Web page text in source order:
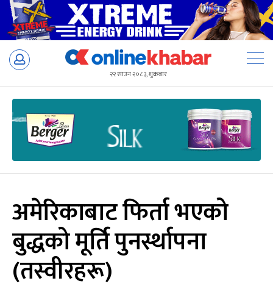
Skip
२२ साउन २०८३, शुक्रबार
अमेरिकाबाट फिर्ता भएको
बुद्धको मूर्ति पुनर्स्थापना
(तस्वीरहरू)